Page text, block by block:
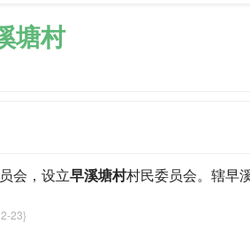
塘村
会，设立早溪塘村村民委员会。辖早
23}